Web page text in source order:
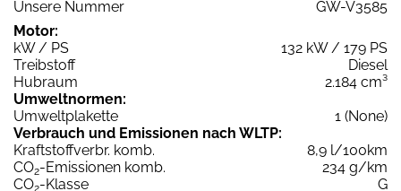
Unsere Nummer
GW-V3585
Motor:
kW / PS
132 kW / 179 PS
Treibstoff
Diesel
Hubraum
2.184 cm³
Umweltnormen:
Umweltplakette
1 (None)
Verbrauch und Emissionen nach WLTP:
Kraftstoffverbr. komb.
8,9 l/100km
CO2-Emissionen komb.
234 g/km
CO2-Klasse
G